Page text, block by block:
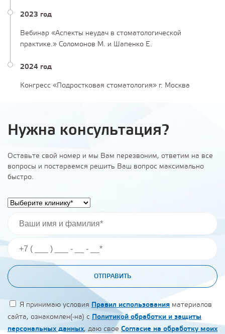
2023 год
Вебинар «Аспекты неудач в стоматологической
практике.» Соломонов М. и Шапенко Е.
2024 год
Конгресс «Подростковая стоматология» г. Москва
Нужна консультация?
Оставьте свой номер и мы Вам перезвоним, ответим на все
вопросы и постараемся решить Ваш вопрос максимально
быстро.
ОТПРАВИТЬ
Я принимаю условия Правил использования материалов
сайта, ознакомлен(-на) с Политикой обработки и защиты
персональных данных, даю свое Согласие на обработку моих